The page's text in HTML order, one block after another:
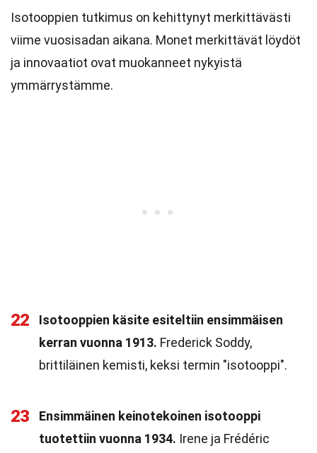
Isotooppien tutkimus on kehittynyt merkittävästi
viime vuosisadan aikana. Monet merkittävät löydöt
ja innovaatiot ovat muokanneet nykyistä
ymmärrystämme.
22
Isotooppien käsite esiteltiin ensimmäisen
kerran vuonna 1913. Frederick Soddy,
brittiläinen kemisti, keksi termin "isotooppi".
23
Ensimmäinen keinotekoinen isotooppi
tuotettiin vuonna 1934. Irene ja Frédéric